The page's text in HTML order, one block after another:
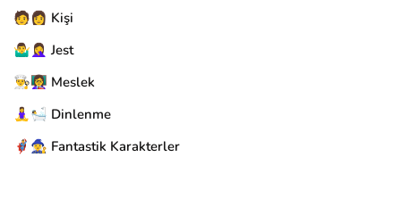
🧑👩 Kişi
🤷‍♂️🤦‍♀️ Jest
👨‍🍳👩‍🏫 Meslek
🧘‍♀️🛀 Dinlenme
🦸‍♂️🧙‍♀️ Fantastik Karakterler